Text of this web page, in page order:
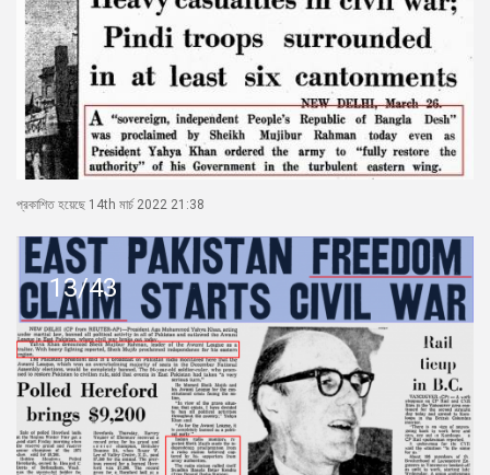
প্রকাশিত হয়েছে 14th মার্চ 2022 21:38
13/43